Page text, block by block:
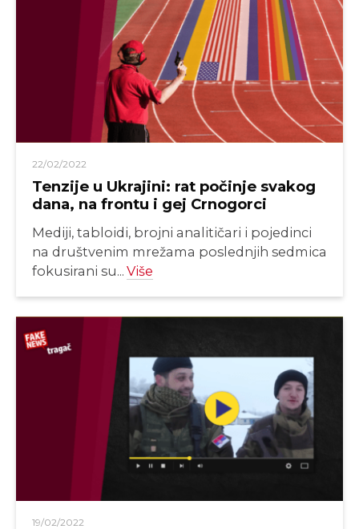
22/02/2022
Tenzije u Ukrajini: rat počinje svakog
dana, na frontu i gej Crnogorci
Mediji, tabloidi, brojni analitičari i pojedinci
na društvenim mrežama poslednjih sedmica
fokusirani su... Više
19/02/2022